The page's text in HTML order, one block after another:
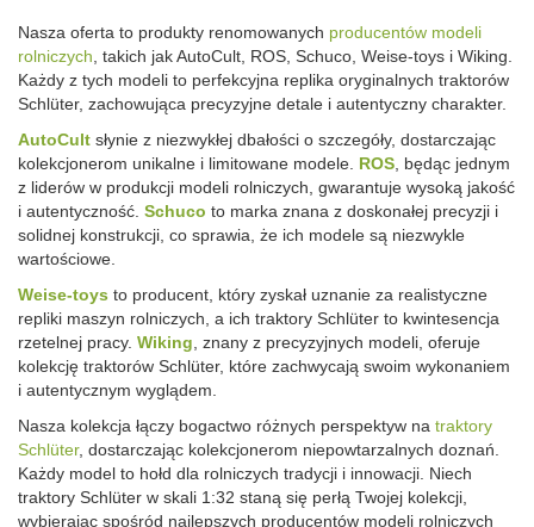
Nasza oferta to produkty renomowanych producentów modeli
rolniczych , takich jak AutoCult, ROS, Schuco, Weise-toys i Wiking.
Każdy z tych modeli to perfekcyjna replika oryginalnych traktorów
Schlüter, zachowująca precyzyjne detale i autentyczny charakter.
AutoCult słynie z niezwykłej dbałości o szczegóły, dostarczając
kolekcjonerom unikalne i limitowane modele. ROS , będąc jednym
z liderów w produkcji modeli rolniczych, gwarantuje wysoką jakość
i autentyczność. Schuco to marka znana z doskonałej precyzji i
solidnej konstrukcji, co sprawia, że ich modele są niezwykle
wartościowe.
Weise-toys to producent, który zyskał uznanie za realistyczne
repliki maszyn rolniczych, a ich traktory Schlüter to kwintesencja
rzetelnej pracy. Wiking , znany z precyzyjnych modeli, oferuje
kolekcję traktorów Schlüter, które zachwycają swoim wykonaniem
i autentycznym wyglądem.
Nasza kolekcja łączy bogactwo różnych perspektyw na traktory
Schlüter, dostarczając kolekcjonerom niepowtarzalnych doznań.
Każdy model to hołd dla rolniczych tradycji i innowacji. Niech
traktory Schlüter w skali 1:32 staną się perłą Twojej kolekcji,
wybierając spośród najlepszych producentów modeli rolniczych